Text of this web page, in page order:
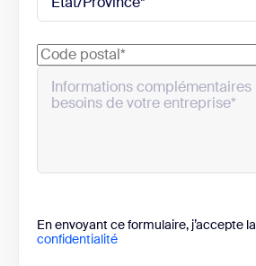
En envoyant ce formulaire, j’accepte la
confidentialité